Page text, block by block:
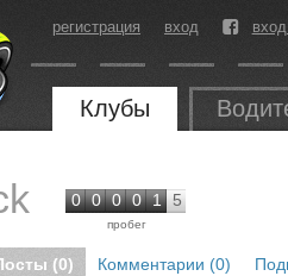
регистрация вход
Клубы
0 0 0 0 1 5
пробег
(0) Комментарии (0)